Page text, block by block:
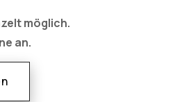
möglich.
an.